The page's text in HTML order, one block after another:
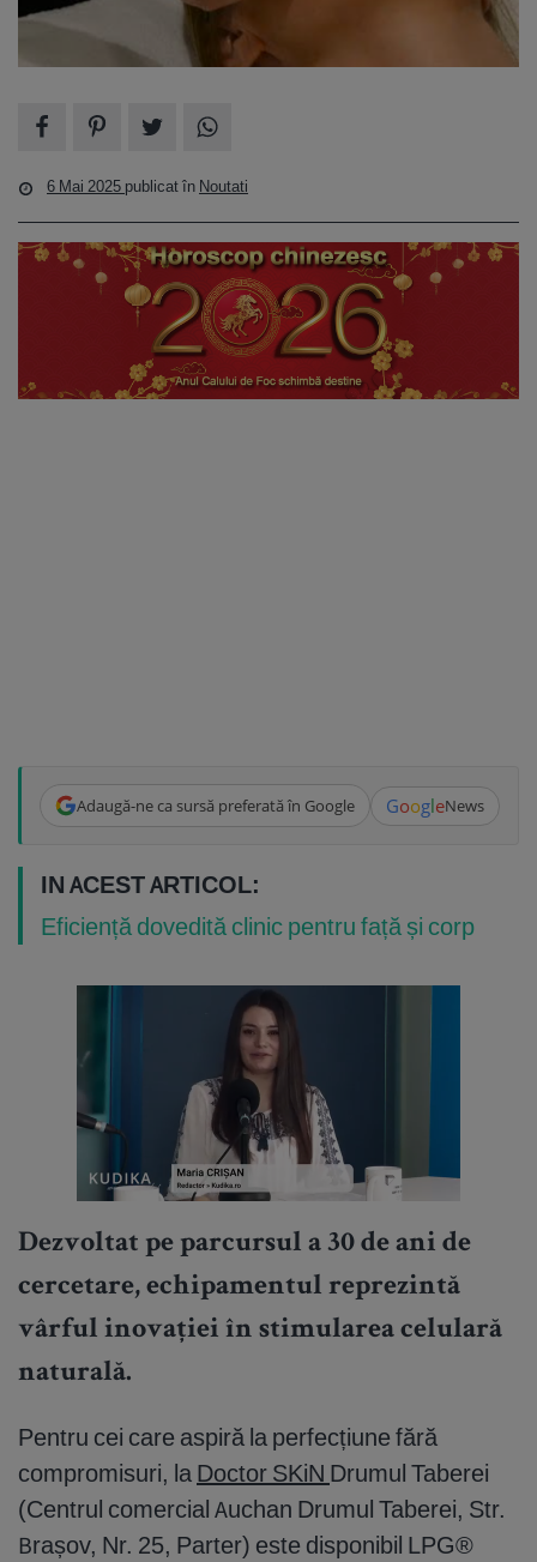
6 Mai 2025 publicat în Noutati
Adaugă-ne ca sursă preferată în Google GoogleNews
IN ACEST ARTICOL:
Eficiență dovedită clinic pentru față și corp
Dezvoltat pe parcursul a 30 de ani de
cercetare, echipamentul reprezintă
vârful inovației în stimularea celulară
naturală.
Pentru cei care aspiră la perfecțiune fără
compromisuri, la Doctor SKiN Drumul Taberei
(Centrul comercial Auchan Drumul Taberei, Str.
Brașov, Nr. 25, Parter) este disponibil LPG®